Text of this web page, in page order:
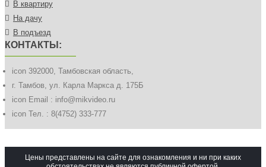
В квартиру
На дачу
В подъезд
КОНТАКТЫ:
icon 392000, Тамбовская область,
г. Тамбов, ул. Карла Маркса д. 175Б
icon Email : info@mikvideo.ru
icon Тел. : 8(4752) 333-777
Цены представлены на сайте для ознакомления и ни при каких